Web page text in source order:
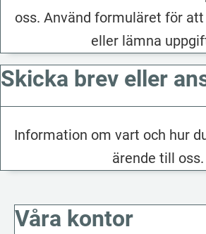
oss. Använd formuläret för
eller lämna
Skicka brev eller
Information om vart och hur
ärende till oss.
Våra kontor